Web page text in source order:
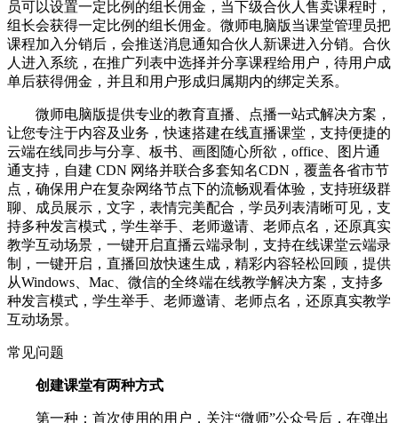
员可以设置一定比例的组长佣金，当下级合伙人售卖课程时，
组长会获得一定比例的组长佣金。微师电脑版当课堂管理员把
课程加入分销后，会推送消息通知合伙人新课进入分销。合伙
人进入系统，在推广列表中选择并分享课程给用户，待用户成
单后获得佣金，并且和用户形成归属期内的绑定关系。
微师电脑版提供专业的教育直播、点播一站式解决方案，
让您专注于内容及业务，快速搭建在线直播课堂，支持便捷的
云端在线同步与分享、板书、画图随心所欲，office、图片通
通支持，自建 CDN 网络并联合多套知名CDN，覆盖各省市节
点，确保用户在复杂网络节点下的流畅观看体验，支持班级群
聊、成员展示，文字，表情完美配合，学员列表清晰可见，支
持多种发言模式，学生举手、老师邀请、老师点名，还原真实
教学互动场景，一键开启直播云端录制，支持在线课堂云端录
制，一键开启，直播回放快速生成，精彩内容轻松回顾，提供
从Windows、Mac、微信的全终端在线教学解决方案，支持多
种发言模式，学生举手、老师邀请、老师点名，还原真实教学
互动场景。
常见问题
创建课堂有两种方式
第一种：首次使用的用户，关注“微师”公众号后，在弹出